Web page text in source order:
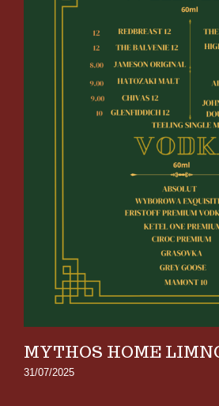
MYTHOS HOME
31/07/2025